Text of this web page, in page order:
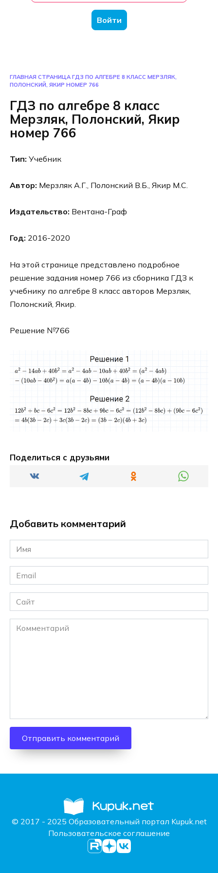
Войти
ГЛАВНАЯ СТРАНИЦА ГДЗ ПО АЛГЕБРЕ 8 КЛАСС МЕРЗЛЯК,
ПОЛОНСКИЙ, ЯКИР НОМЕР 766
ГДЗ по алгебре 8 класс
Мерзляк, Полонский, Якир
номер 766
Тип: Учебник
Автор: Мерзляк А.Г., Полонский В.Б., Якир М.С.
Издательство: Вентана-Граф
Год: 2016-2020
На этой странице представлено подробное
решение задания номер 766 из сборника ГДЗ к
учебнику по алгебре 8 класс авторов Мерзляк,
Полонский, Якир.
Решение №766
Поделиться с друзьями
Добавить комментарий
Имя
*
Email
*
Сайт
Комментарий
© 2017 - 2025 Образовательный портал Kupuk.net
Пользовательское соглашение